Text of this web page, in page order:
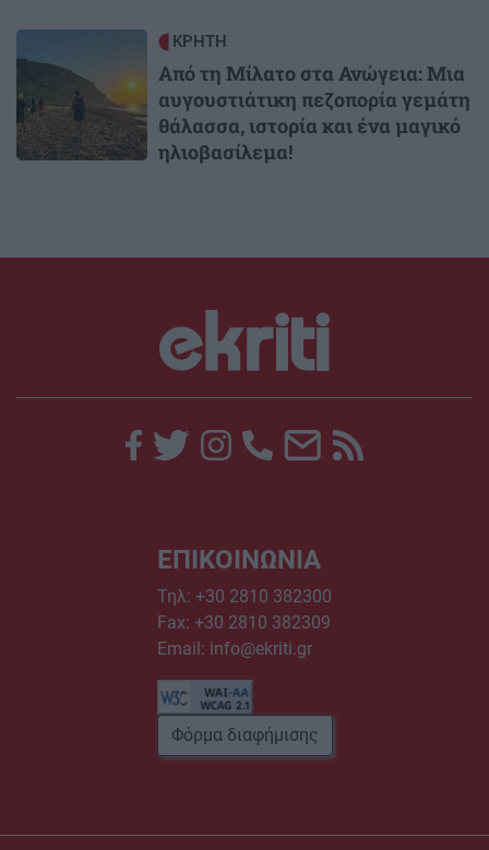
ΚΡΗΤΗ
Από τη Μίλατο στα Ανώγεια: Μια
αυγουστιάτικη πεζοπορία γεμάτη
θάλασσα, ιστορία και ένα μαγικό
ηλιοβασίλεμα!
ΕΠΙΚΟΙΝΩΝΙΑ
Τηλ: +30 2810 382300
Fax: +30 2810 382309
Email: info@ekriti.gr
Φόρμα διαφήμισης